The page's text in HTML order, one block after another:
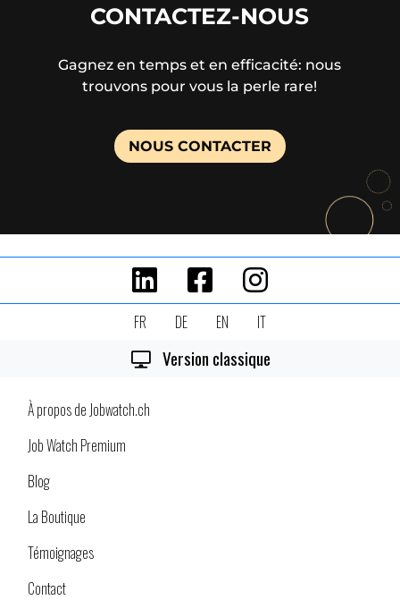
FR DE EN IT
Version classique
À propos de Jobwatch.ch
Job Watch Premium
Blog
La Boutique
Témoignages
Contact